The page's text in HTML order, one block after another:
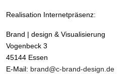
Realisation Internetpräsenz:
Brand | design & Visualisierung
Vogenbeck 3
45144 Essen
E-Mail: brand@c-brand-design.de